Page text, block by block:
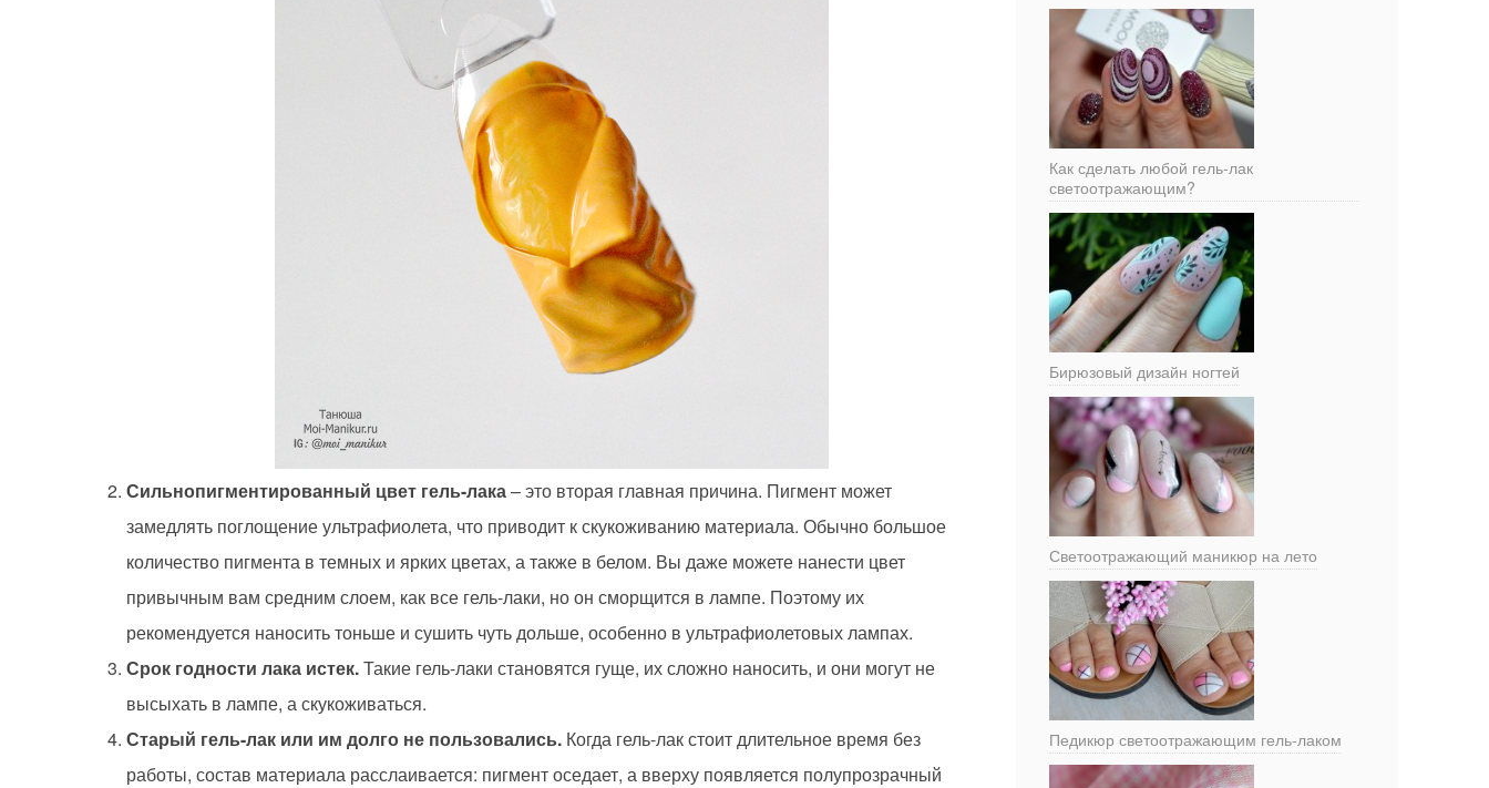
Сильнопигментированный цвет гель-лака– это вторая главная причина. Пигмент может
замедлять поглощение ультрафиолета, что приводит к скукоживанию материала. Обычно большое
количество пигмента в темных и ярких цветах, а также в белом. Вы даже можете нанести цвет
привычным вам средним слоем, как все гель-лаки, но он сморщится в лампе. Поэтому их
рекомендуется наносить тоньше и сушить чуть дольше, особенно в ультрафиолетовых лампах.
Срок годности лака истек.Такие гель-лаки становятся гуще, их сложно наносить, и они могут не
высыхать в лампе, а скукоживаться.
Старый гель-лак или им долго не пользовались. Когда гель-лак стоит длительное время без
работы, состав материала расслаивается: пигмент оседает, а вверху появляется полупрозрачный
Как сделать любой гель-лак
светоотражающим?
Бирюзовый дизайн ногтей
Светоотражающий маникюр на лето
Педикюр светоотражающим гель-лаком